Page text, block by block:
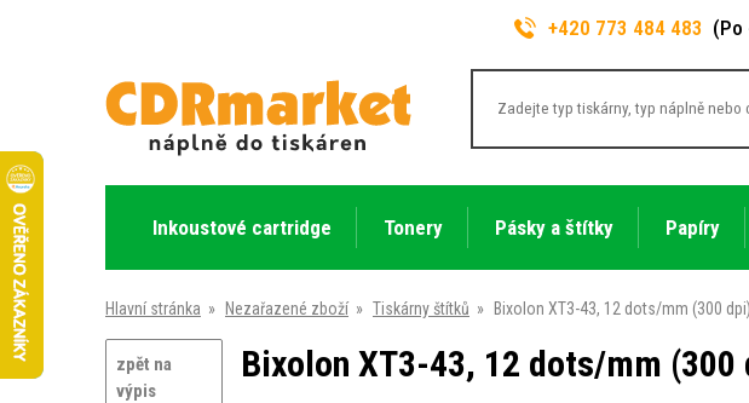
+420 773 484 483 (Po
Inkoustové cartridge Tonery Pásky a štítky Papíry
Hlavní stránka » Nezařazené zboží » Tiskárny štítků » Bixolon XT3-43, 12 dots/mm (300
zpět na
výpis
Bixolon XT3-43, 12 dots/mm (300